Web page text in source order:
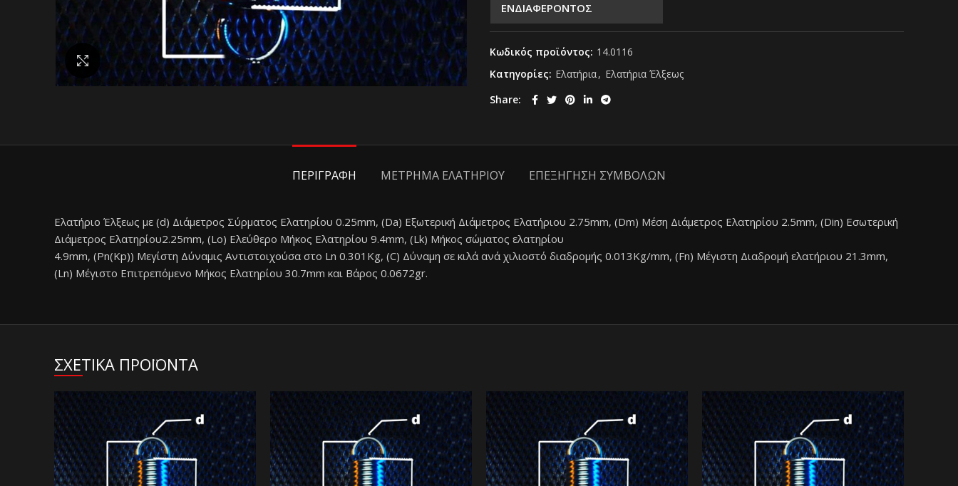
Κάντε κλικ για μεγέθυνση
ΕΝΔΙΑΦΕΡΟΝΤΟΣ
Κωδικός προϊόντος: 14.0116
Κατηγορίες: Ελατήρια, Ελατήρια Έλξεως
Share
ΠΕΡΙΓΡΑΦΗ ΜΕΤΡΗΜΑ ΕΛΑΤΗΡΙΟΥ ΕΠΕΞΗΓΗΣΗ ΣΥΜΒΟΛΩΝ
Ελατήριο Έλξεως με (d) Διάμετρος Σύρματος Ελατηρίου 0.25mm, (Da) Eξωτερική Διάμετρος Ελατήριου 2.75mm, (Dm) Μέση Διάμετρος Ελατηρίου 2.5mm, (Din) Εσωτερική
Διάμετρος Ελατηρίου2.25mm, (Lo) Ελεύθερο Μήκος Ελατηρίου 9.4mm, (Lk) Μήκος σώματος ελατηρίου
4.9mm, (Pn(Kp)) Μεγίστη Δύναμις Αντιστοιχούσα στο Ln 0.301Kg, (C) Δύναμη σε κιλά ανά χιλιοστό διαδρομής 0.013Kg/mm, (Fn) Μέγιστη Διαδρομή ελατήριου 21.3mm,
(Ln) Μέγιστο Επιτρεπόμενο Μήκος Ελατηρίου 30.7mm και Βάρος 0.0672gr.
ΣΧΕΤΙΚΑ ΠΡΟΪΟΝΤΑ